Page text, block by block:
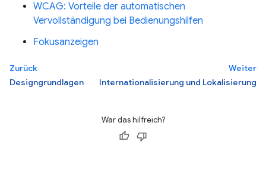
WCAG: Vorteile der automatischen
Vervollständigung bei Bedienungshilfen
Fokusanzeigen
Zurück
Designgrundlagen
Weiter
Internationalisierung und Lokalisierung
War das hilfreich?